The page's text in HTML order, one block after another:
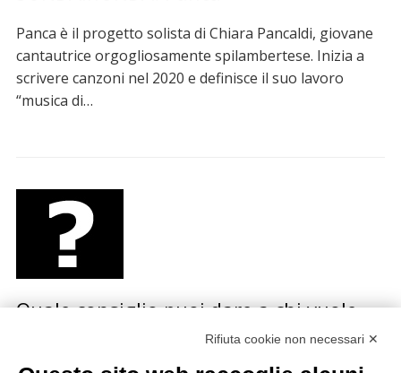
Panca è il progetto solista di Chiara Pancaldi, giovane
cantautrice orgogliosamente spilambertese. Inizia a
scrivere canzoni nel 2020 e definisce il suo lavoro
“musica di…
Quale consiglio puoi dare a chi vuole
iniziare una carriera musicale?
Rifiuta cookie non necessari ✕